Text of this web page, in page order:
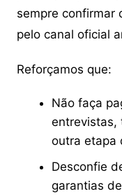
sempre confirmar
pelo canal oficial
Reforçamos que:
Não faça
entrevistas,
outra etapa
Desconfie
garantias